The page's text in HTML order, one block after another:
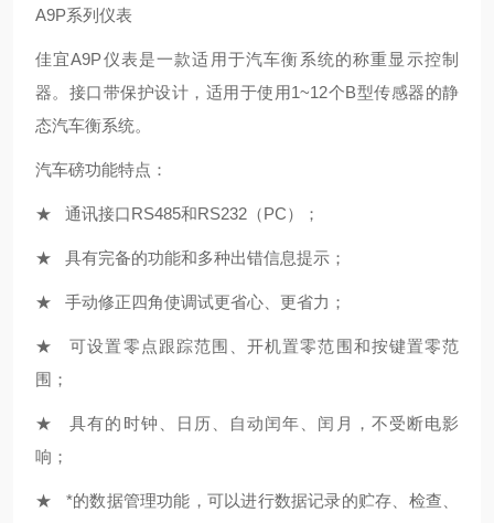
A9P系列仪表
佳宜A9P仪表是一款适用于汽车衡系统的称重显示控制
器。接口带保护设计，适用于使用1~12个B型传感器的静
态汽车衡系统。
汽车磅功能特点：
★ 通讯接口RS485和RS232（PC）；
★ 具有完备的功能和多种出错信息提示；
★ 手动修正四角使调试更省心、更省力；
★ 可设置零点跟踪范围、开机置零范围和按键置零范
围；
★ 具有的时钟、日历、自动闰年、闰月，不受断电影
响；
★ *的数据管理功能，可以进行数据记录的贮存、检查、